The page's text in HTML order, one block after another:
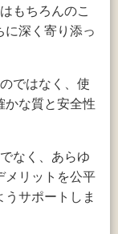
もちろんのこ
に深く寄り添っ
ではなく、使
かな質と安全性
なく、あらゆ
メリットを公平
サポートしま